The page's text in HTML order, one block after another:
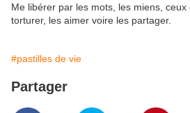
Me libérer par les mots, les miens,
torturer, les aimer voire les partager.
#pastilles de vie
Partager